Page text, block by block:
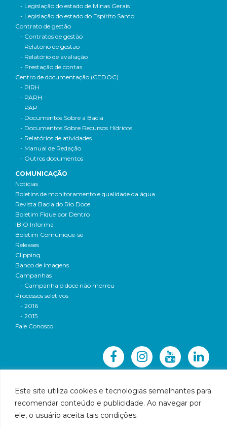
Este site utiliza cookies e tecnologias semelhantes para
recomendar conteúdo e publicidade. Ao navegar por
ele, o usuário aceita tais condições.
- Legislação do estado de Minas Gerais
- Legislação do estado do Espírito Santo
Contrato de gestão
- Contratos de gestão
- Relatório de gestão
- Relatório de avaliação
- Prestação de contas
Centro de documentação (CEDOC)
- PIRH
- PARH
- PAP
- Documentos Sobre a Bacia
- Documentos Sobre Recursos Hídricos
- Relatórios de atividades
- Manual de Redação
- Outros documentos
COMUNICAÇÃO
Notícias
Boletins de monitoramento e qualidade da água
Revista Bacia do Rio Doce
Boletim Fique por Dentro
IBIO Informa
Boletim Comunique-se
Releases
Clipping
Banco de imagens
Campanhas
- Campanha o doce não morreu
Processos seletivos
- 2016
- 2015
Fale Conosco
© 2016 CBH-Doce - Todos os direitos reservados